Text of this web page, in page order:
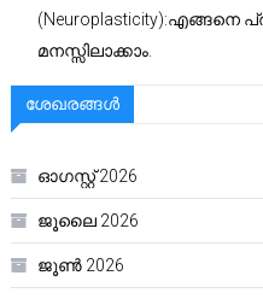
(Neuroplasticity):എങ്ങനെ
മനസ്സിലാക്കാം.
ശേഖരങ്ങൾ
ഓഗസ്റ്റ്‌ 2026
ജൂലൈ 2026
ജൂൺ 2026